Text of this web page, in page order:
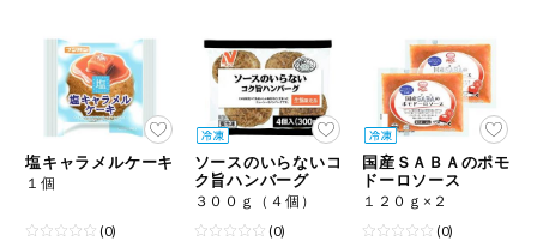
推しコープ
塩キャラメルケーキ
１個
(0)
ソースのいらないコ
ク旨ハンバーグ
３００ｇ（４個）
(0)
国産ＳＡＢＡのポモ
ドーロソース
１２０ｇ×２
(0)